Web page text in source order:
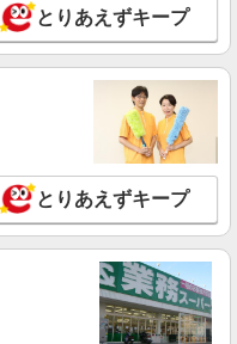
とりあえずキープ
とりあえずキープ